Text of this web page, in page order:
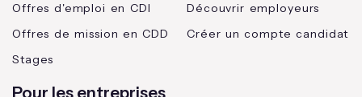
Offres d'emploi en CDI
Offres de mission en CDD
Stages
Découvrir employeurs
Créer un compte candidat
Pour les entreprises